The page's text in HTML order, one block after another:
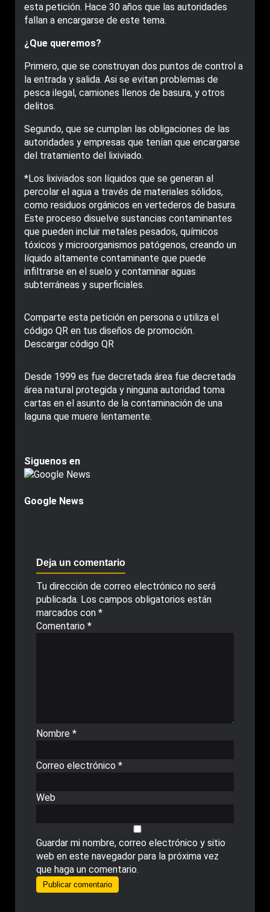
esta petición. Hace 30 años que las autoridades
fallan a encargarse de este tema.
¿Que queremos?
Primero, que se construyan dos puntos de control a
la entrada y salida. Asi se evitan problemas de
pesca ilegal, camiones llenos de basura, y otros
delitos.
Segundo, que se cumplan las obligaciones de las
autoridades y empresas que tenían que encargarse
del tratamiento del lixiviado.
*Los lixiviados son líquidos que se generan al
percolar el agua a través de materiales sólidos,
como residuos orgánicos en vertederos de basura.
Este proceso disuelve sustancias contaminantes
que pueden incluir metales pesados, químicos
tóxicos y microorganismos patógenos, creando un
líquido altamente contaminante que puede
infiltrarse en el suelo y contaminar aguas
subterráneas y superficiales.
Comparte esta petición en persona o utiliza el
código QR en tus diseños de promoción.
Descargar código QR
Desde 1999 es fue decretada área fue decretada
área natural protegida y ninguna autoridad toma
cartas en el asunto de la contaminación de una
laguna que muere lentamente.
Siguenos en
Google News
Deja un comentario
Tu dirección de correo electrónico no será
publicada. Los campos obligatorios están
marcados con *
Comentario *
Nombre *
Correo electrónico *
Web
Guardar mi nombre, correo electrónico y sitio
web en este navegador para la próxima vez
que haga un comentario.